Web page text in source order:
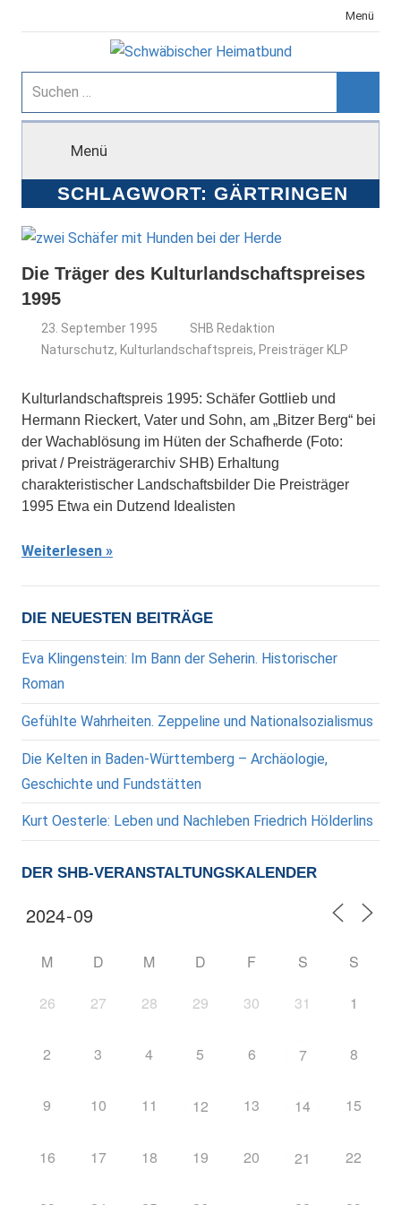
Inhalt
Menü
Schwäbischer
Heimatbund
Suchen
nach:
Menü
SCHLAGWORT: GÄRTRINGEN
Die Träger des Kulturlandschaftspreises
1995
23. September 1995
SHB Redaktion
Naturschutz, Kulturlandschaftspreis, Preisträger KLP
Kulturlandschaftspreis 1995: Schäfer Gottlieb und
Hermann Rieckert, Vater und Sohn, am „Bitzer Berg“ bei
der Wachablösung im Hüten der Schafherde (Foto:
privat / Preisträgerarchiv SHB) Erhaltung
charakteristischer Landschaftsbilder Die Preisträger
1995 Etwa ein Dutzend Idealisten
Weiterlesen
DIE NEUESTEN BEITRÄGE
Eva Klingenstein: Im Bann der Seherin. Historischer
Roman
Gefühlte Wahrheiten. Zeppeline und Nationalsozialismus
Die Kelten in Baden-Württemberg – Archäologie,
Geschichte und Fundstätten
Kurt Oesterle: Leben und Nachleben Friedrich Hölderlins
DER SHB-VERANSTALTUNGSKALENDER
M D M D F S S
26 27 28 29 30 31 1
2 3 4 5 6 7 8
9 10 11 12 13 14 15
16 17 18 19 20 21 22